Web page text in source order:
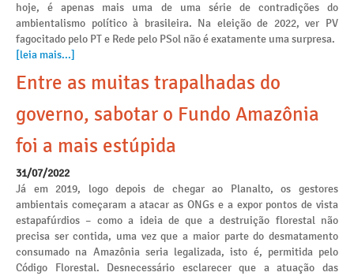
hoje, é apenas mais uma de uma série de contradições do
ambientalismo político à brasileira. Na eleição de 2022, ver PV
fagocitado pelo PT e Rede pelo PSol não é exatamente uma surpresa.
[leia mais...]
Entre as muitas trapalhadas do
governo, sabotar o Fundo Amazônia
foi a mais estúpida
31/07/2022
Já em 2019, logo depois de chegar ao Planalto, os gestores
ambientais começaram a atacar as ONGs e a expor pontos de vista
estapafúrdios – como a ideia de que a destruição florestal não
precisa ser contida, uma vez que a maior parte do desmatamento
consumado na Amazônia seria legalizada, isto é, permitida pelo
Código Florestal. Desnecessário esclarecer que a atuação das